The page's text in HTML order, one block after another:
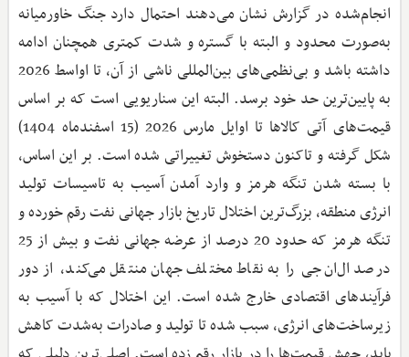
انجام‌شده در گزارش نشان می‌دهند احتمال دارد جنگ خاورمیانه
به‌صورت محدود و البته با گستره و شدت کمتری همچنان ادامه
داشته باشد و بی‌نظمی‌های بین‌المللی ناشی از آن، تا اواسط 2026
به پایین‌ترین حد خود برسد. البته این سناریویی است که بر اساس
قیمت‌های آتی کالاها تا اوایل مارس 2026 (15 اسفندماه 1404)
شکل گرفته و تاکنون دستخوش تغییراتی شده است. بر این اساس،
با بسته شدن تنگه هرمز و وارد آمدن آسیب به تاسیسات تولید
انرژی منطقه، بزرگ‌ترین اختلال تاریخ بازار جهانی نفت رقم خورده و
تنگه هرمز که حدود 20 درصد از عرضه جهانی نفت و بیش از 25
درصد ال‌ان‌جی را به نقاط مختلف جهان منتقل می‌کند، از دور
فرآیندهای اقتصادی خارج شده است. این اختلال که با آسیب به
زیرساخت‌های انرژی، سبب شده تا تولید و صادرات به‌شدت کاهش